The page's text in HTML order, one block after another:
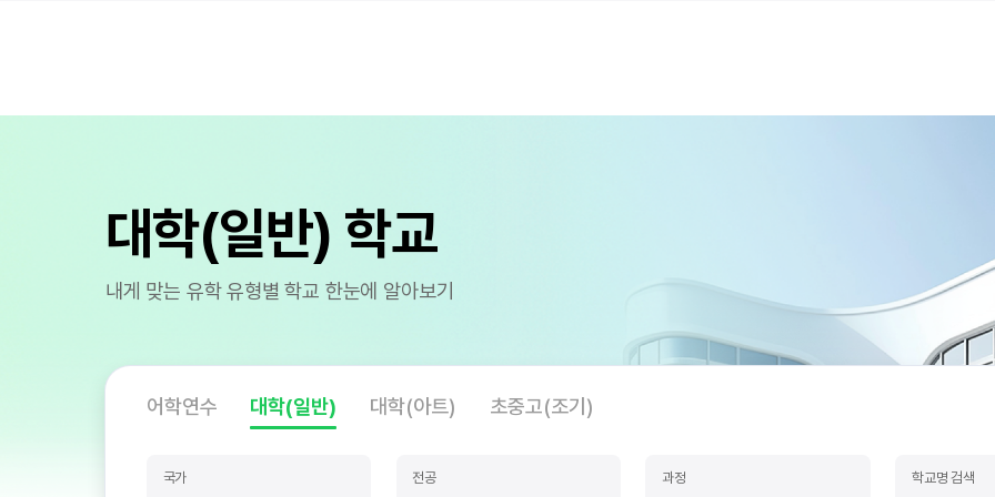
대학(일반) 학교
내게 맞는 유학 유형별 학교 한눈에 알아보기
어학연수 대학(일반) 대학(아트) 초중고(조기)
국가 전공 과정 학교명 검색